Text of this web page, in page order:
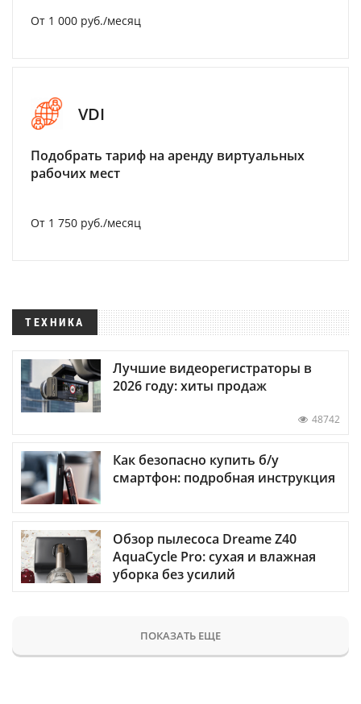
От 1 000 руб./месяц
VDI
Подобрать тариф на аренду виртуальных
рабочих мест
От 1 750 руб./месяц
ТЕХНИКА
Лучшие видеорегистраторы в
2026 году: хиты продаж
48742
Как безопасно купить б/у
смартфон: подробная инструкция
Обзор пылесоса Dreame Z40
AquaCycle Pro: сухая и влажная
уборка без усилий
ПОКАЗАТЬ ЕЩЕ